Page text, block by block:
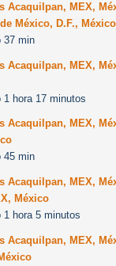
Acaquilpan, MEX,
México, D.F., México
37 min
Acaquilpan, MEX,
hora 17 minutos
Acaquilpan, MEX,
45 min
Acaquilpan, MEX,
México
hora 5 minutos
Acaquilpan, MEX,